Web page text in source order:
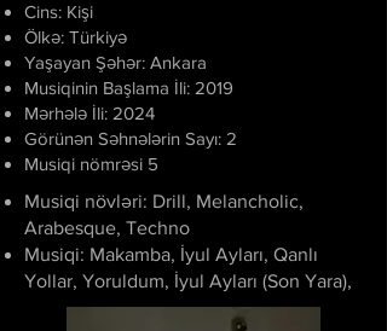
Cins: Kişi
Ölkə: Türkiyə
Yaşayan Şəhər: Ankara
Musiqinin Başlama İli: 2019
Mərhələ İli: 2024
Görünən Səhnələrin Sayı: 2
Musiqi nömrəsi 5
Musiqi növləri: Drill, Melancholic,
Arabesque, Techno
Musiqi: Makamba, İyul Ayları, Qanlı
Yollar, Yoruldum, İyul Ayları (Son Yara),